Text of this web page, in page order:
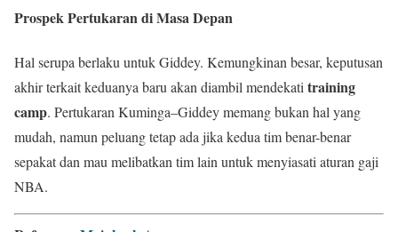
Prospek Pertukaran di Masa Depan
Hal serupa berlaku untuk Giddey. Kemungkinan besar, keputusan
akhir terkait keduanya baru akan diambil mendekati training
camp. Pertukaran Kuminga–Giddey memang bukan hal yang
mudah, namun peluang tetap ada jika kedua tim benar-benar
sepakat dan mau melibatkan tim lain untuk menyiasati aturan gaji
NBA.